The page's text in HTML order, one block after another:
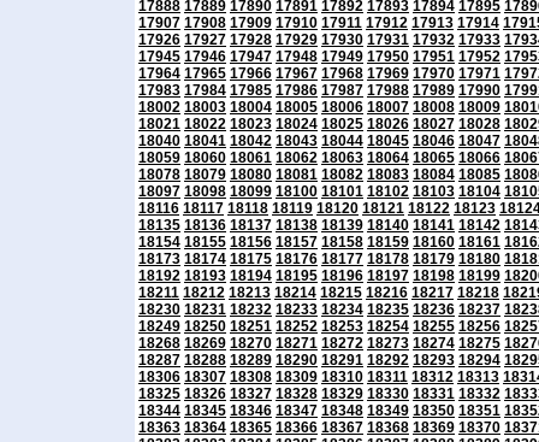
17888 17889 17890 17891 17892 17893 17894 17895
17907 17908 17909 17910 17911 17912 17913 17914
17926 17927 17928 17929 17930 17931 17932 17933
17945 17946 17947 17948 17949 17950 17951 17952
17964 17965 17966 17967 17968 17969 17970 17971
17983 17984 17985 17986 17987 17988 17989 17990
18002 18003 18004 18005 18006 18007 18008 18009
18021 18022 18023 18024 18025 18026 18027 18028
18040 18041 18042 18043 18044 18045 18046 18047
18059 18060 18061 18062 18063 18064 18065 18066
18078 18079 18080 18081 18082 18083 18084 18085
18097 18098 18099 18100 18101 18102 18103 18104
18116 18117 18118 18119 18120 18121 18122 18123
18135 18136 18137 18138 18139 18140 18141 18142
18154 18155 18156 18157 18158 18159 18160 18161
18173 18174 18175 18176 18177 18178 18179 18180
18192 18193 18194 18195 18196 18197 18198 18199
18211 18212 18213 18214 18215 18216 18217 18218
18230 18231 18232 18233 18234 18235 18236 18237
18249 18250 18251 18252 18253 18254 18255 18256
18268 18269 18270 18271 18272 18273 18274 18275
18287 18288 18289 18290 18291 18292 18293 18294
18306 18307 18308 18309 18310 18311 18312 18313
18325 18326 18327 18328 18329 18330 18331 18332
18344 18345 18346 18347 18348 18349 18350 18351
18363 18364 18365 18366 18367 18368 18369 18370